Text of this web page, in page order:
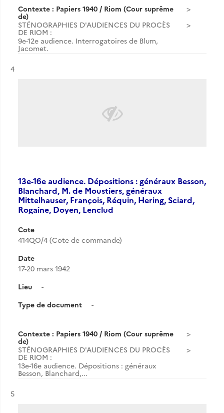
Contexte : Papiers 1940 / Riom (Cour suprême
de)
STÉNOGRAPHIES D'AUDIENCES DU PROCÈS
DE RIOM :
9e-12e audience. Interrogatoires de Blum,
Jacomet.
Résultat n°
4
13e-16e audience. Dépositions : généraux Besson,
Blanchard, M. de Moustiers, généraux
Mittelhauser, François, Réquin, Hering, Sciard,
Rogaine, Doyen, Lenclud
Cote
414QO/4 (Cote de commande)
Date
17-20 mars 1942
Lieu
-
Type de document
-
Contexte : Papiers 1940 / Riom (Cour suprême
de)
STÉNOGRAPHIES D'AUDIENCES DU PROCÈS
DE RIOM :
13e-16e audience. Dépositions : généraux
Besson, Blanchard,...
Résultat n°
5